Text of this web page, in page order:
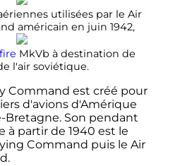
utilisées par le Air
américain en juin 1942,
MkVb à destination de
l'air soviétique.
Command est créé pour
d'avions d'Amérique
Bretagne. Son pendant
à partir de 1940 est le
Command puis le Air